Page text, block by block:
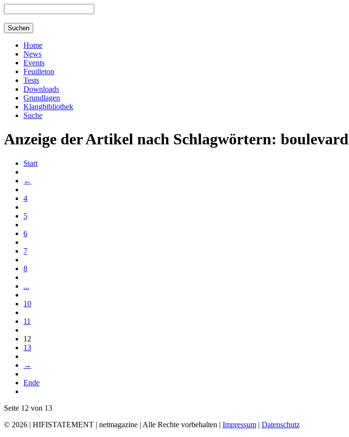
Home
News
Events
Feuilleton
Tests
Downloads
Grundlagen
Klangbibliothek
Suche
Anzeige der Artikel nach Schlagwörtern: boulevard
Start
←
4
5
6
7
8
...
10
11
12
13
→
Ende
Seite 12 von 13
© 2026 | HIFISTATEMENT | netmagazine | Alle Rechte vorbehalten | Impressum | Datenschutz